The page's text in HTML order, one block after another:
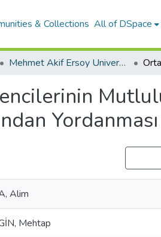
& Collections All of DSpace
Mehmet Akif Ersoy University Journal of Education Faculty
Yordanması
Alim
Mehtap